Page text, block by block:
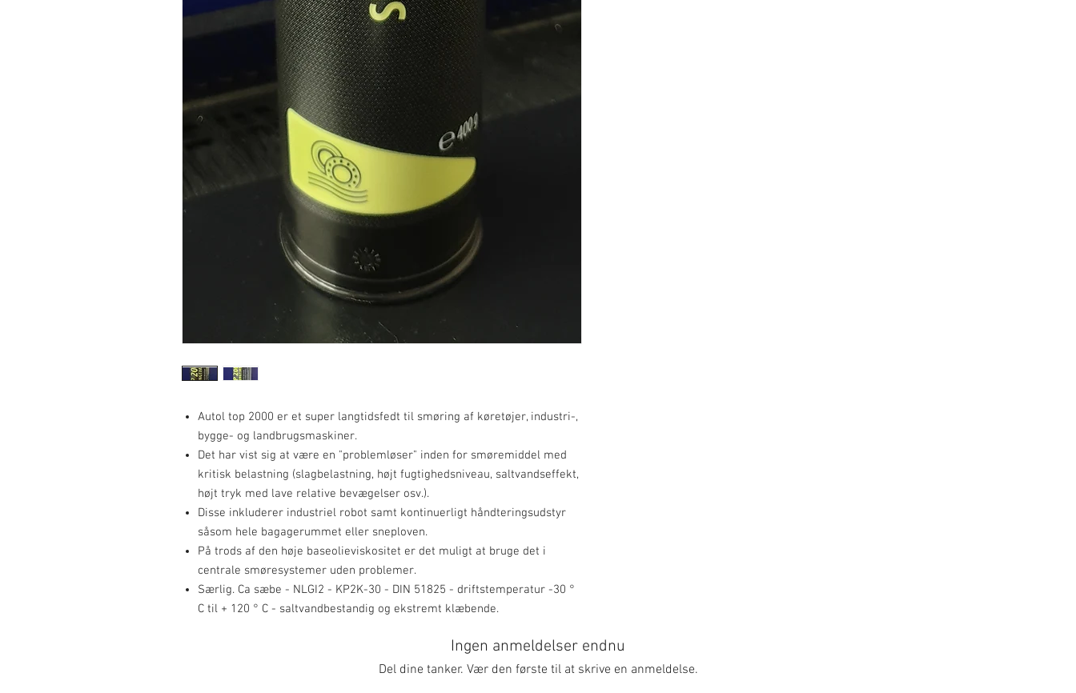
Autol top 2000 er et super langtidsfedt til smøring af køretøjer, industri-,
bygge- og landbrugsmaskiner.
Det har vist sig at være en "problemløser" inden for smøremiddel med
kritisk belastning (slagbelastning, højt fugtighedsniveau, saltvandseffekt,
højt tryk med lave relative bevægelser osv.).
Disse inkluderer industriel robot samt kontinuerligt håndteringsudstyr
såsom hele bagagerummet eller sneploven.
På trods af den høje baseolieviskositet er det muligt at bruge det i
centrale smøresystemer uden problemer.
Særlig. Ca sæbe - NLGI2 - KP2K-30 - DIN 51825 - driftstemperatur -30 °
C til + 120 ° C - saltvandbestandig og ekstremt klæbende.
Ingen anmeldelser endnu
Del dine tanker. Vær den første til at skrive en anmeldelse.